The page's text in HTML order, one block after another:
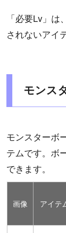
「必要Lv」
されないアイ
モンス
モンスターボ
テムです。ボ
できます。
画像 アイテ